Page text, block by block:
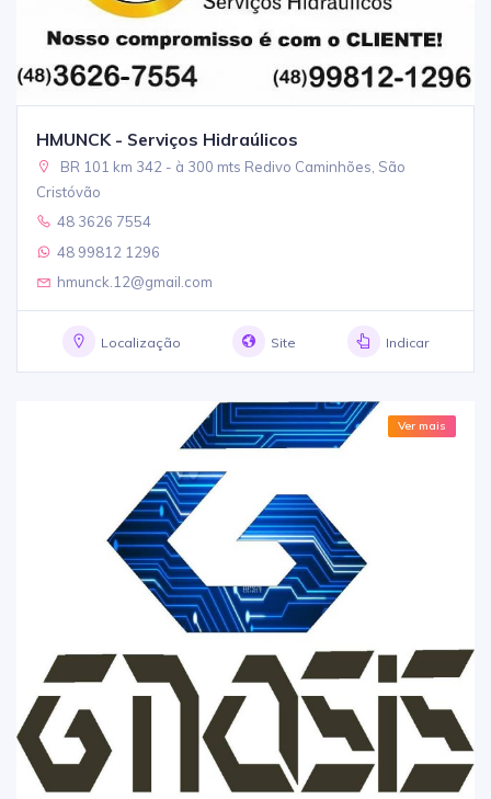
HMUNCK - Serviços Hidraúlicos
BR 101 km 342 - à 300 mts Redivo Caminhões, São
Cristóvão
48 3626 7554
48 99812 1296
hmunck.12@gmail.com
Localização Site Indicar
Ver mais